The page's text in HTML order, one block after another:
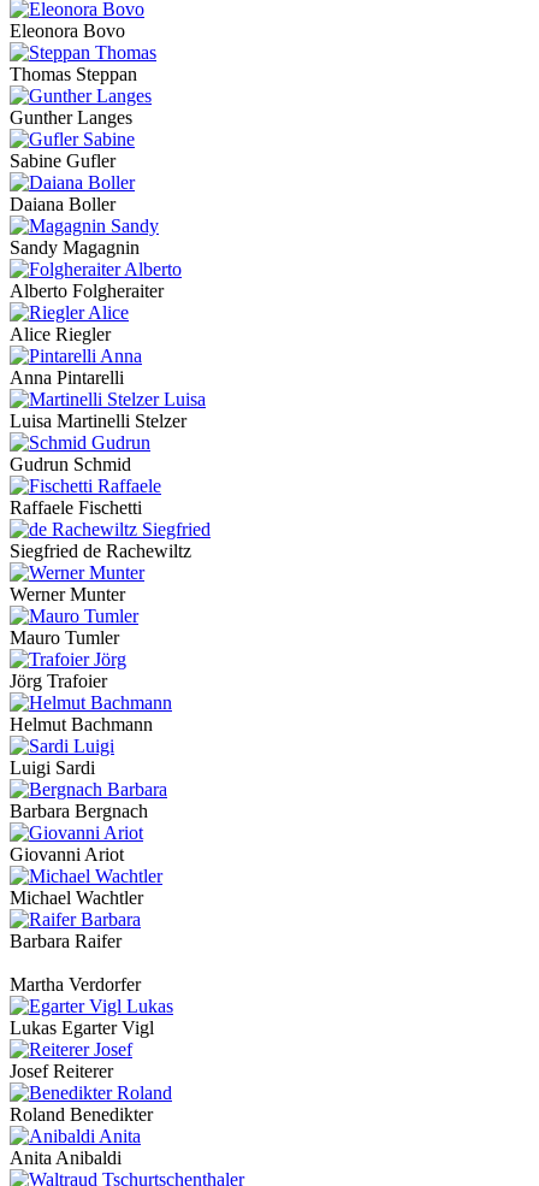
Eleonora Bovo
Thomas Steppan
Gunther Langes
Sabine Gufler
Daiana Boller
Sandy Magagnin
Alberto Folgheraiter
Alice Riegler
Anna Pintarelli
Luisa Martinelli Stelzer
Gudrun Schmid
Raffaele Fischetti
Siegfried de Rachewiltz
Werner Munter
Mauro Tumler
Jörg Trafoier
Helmut Bachmann
Luigi Sardi
Barbara Bergnach
Giovanni Ariot
Michael Wachtler
Barbara Raifer
Martha Verdorfer
Lukas Egarter Vigl
Josef Reiterer
Roland Benedikter
Anita Anibaldi